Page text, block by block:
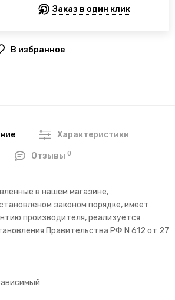
Заказ в один клик
В избранное
Характеристики
Отзывы0
в нашем магазине,
законом порядке, имеет
производителя, реализуется
Правительства РФ N 612 от 27